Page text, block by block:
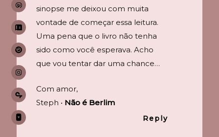
sinopse me deixou com muita
vontade de começar essa leitura.
Uma pena que o livro não tenha
sido como você esperava. Acho
que vou tentar dar uma chance…
Com amor,
Steph • Não é Berlim
Reply